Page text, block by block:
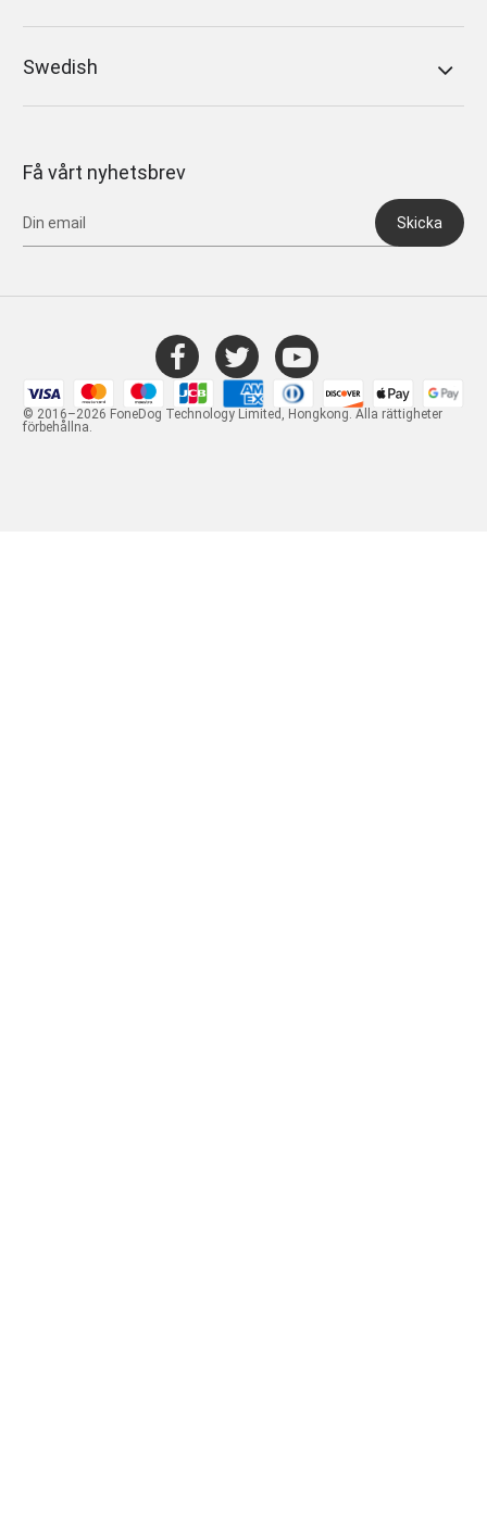
Swedish
Få vårt nyhetsbrev
Skicka
© 2016–2026 FoneDog Technology Limited, Hongkong. Alla rättigheter
förbehållna.